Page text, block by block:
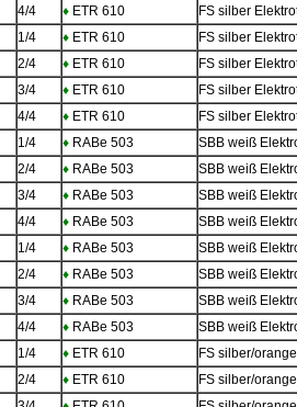
4/4 ♦ ETR 610 FS silber
1/4 ♦ ETR 610 FS silber
2/4 ♦ ETR 610 FS silber
3/4 ♦ ETR 610 FS silber
4/4 ♦ ETR 610 FS silber
1/4 ♦ RABe 503 SBB weiß
2/4 ♦ RABe 503 SBB weiß
3/4 ♦ RABe 503 SBB weiß
4/4 ♦ RABe 503 SBB weiß
1/4 ♦ RABe 503 SBB weiß
2/4 ♦ RABe 503 SBB weiß
3/4 ♦ RABe 503 SBB weiß
4/4 ♦ RABe 503 SBB weiß
1/4 ♦ ETR 610 FS silber/
2/4 ♦ ETR 610 FS silber/